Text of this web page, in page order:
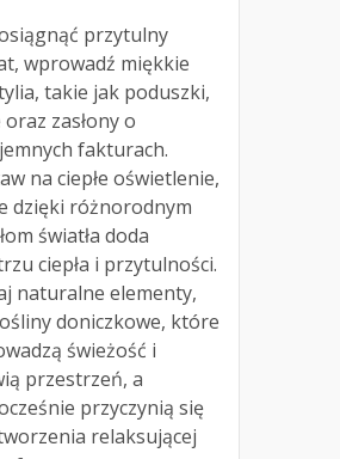
przytulny
wprowadź miękkie
takie jak poduszki,
oraz zasłony o
fakturach.
na ciepłe oświetlenie,
dzięki różnorodnym
światła doda
ciepła i przytulności.
naturalne elementy,
doniczkowe, które
świeżość i
przestrzeń, a
przyczynią się
relaksującej